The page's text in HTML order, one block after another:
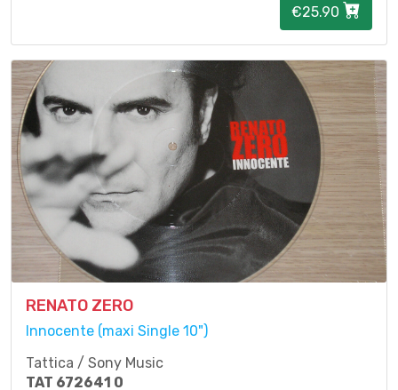
€25.90
RENATO ZERO
Innocente (maxi Single 10")
Tattica / Sony Music
TAT 672641 0